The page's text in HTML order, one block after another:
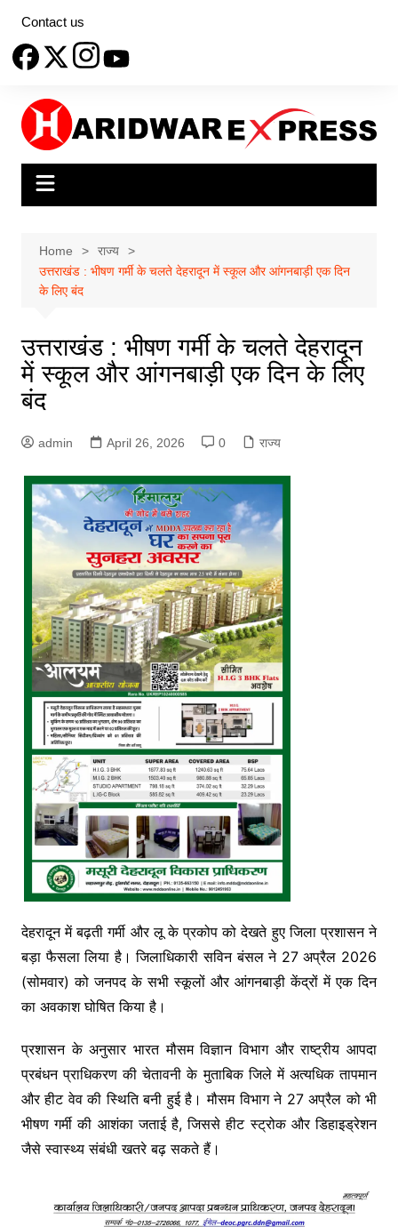
content
Contact us
Home
राज्य
उत्तराखंड : भीषण गर्मी के चलते देहरादून में स्कूल और आंगनबाड़ी एक दिन
के लिए बंद
उत्तराखंड : भीषण गर्मी के चलते देहरादून
में स्कूल और आंगनबाड़ी एक दिन के लिए
बंद
admin April 26, 2026 0 राज्य
देहरादून में बढ़ती गर्मी और लू के प्रकोप को देखते हुए जिला प्रशासन ने
बड़ा फैसला लिया है। जिलाधिकारीसविन बंसलने 27 अप्रैल 2026
(सोमवार) को जनपद के सभी स्कूलों और आंगनबाड़ी केंद्रों में एक दिन
का अवकाश घोषित किया है।
प्रशासन के अनुसार भारत मौसम विज्ञान विभागऔरराष्ट्रीय आपदा
प्रबंधन प्राधिकरण की चेतावनी के मुताबिक जिले में अत्यधिक तापमान
और हीट वेव की स्थिति बनी हुई है। मौसम विभाग ने 27 अप्रैल को भी
भीषण गर्मी की आशंका जताई है, जिससे हीट स्ट्रोक और डिहाइड्रेशन
जैसे स्वास्थ्य संबंधी खतरे बढ़ सकते हैं।